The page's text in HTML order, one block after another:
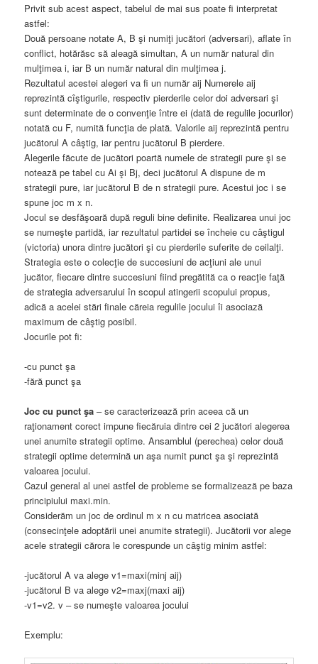
Privit sub acest aspect, tabelul de mai sus poate fi interpretat
astfel:
Două persoane notate A, B şi numiţi jucători (adversari), aflate în
conflict, hotărăsc să aleagă simultan, A un număr natural din
mulţimea i, iar B un număr natural din mulţimea j.
Rezultatul acestei alegeri va fi un număr aij Numerele aij
reprezintă cîştigurile, respectiv pierderile celor doi adversari şi
sunt determinate de o convenţie între ei (dată de regulile jocurilor)
notată cu F, numită funcţia de plată. Valorile aij reprezintă pentru
jucătorul A câştig, iar pentru jucătorul B pierdere.
Alegerile făcute de jucători poartă numele de strategii pure şi se
notează pe tabel cu Ai şi Bj, deci jucătorul A dispune de m
strategii pure, iar jucătorul B de n strategii pure. Acestui joc i se
spune joc m x n.
Jocul se desfăşoară după reguli bine definite. Realizarea unui joc
se numeşte partidă, iar rezultatul partidei se încheie cu câştigul
(victoria) unora dintre jucători şi cu pierderile suferite de ceilalţi.
Strategia este o colecţie de succesiuni de acţiuni ale unui
jucător, fiecare dintre succesiuni fiind pregătită ca o reacţie faţă
de strategia adversarului în scopul atingerii scopului propus,
adică a acelei stări finale căreia regulile jocului îi asociază
maximum de câştig posibil.
Jocurile pot fi:
-cu punct şa
-fără punct şa
Joc cu punct şa – se caracterizează prin aceea că un
raţionament corect impune fiecăruia dintre cei 2 jucători alegerea
unei anumite strategii optime. Ansamblul (perechea) celor două
strategii optime determină un aşa numit punct şa şi reprezintă
valoarea jocului.
Cazul general al unei astfel de probleme se formalizează pe baza
principiului maxi.min.
Considerăm un joc de ordinul m x n cu matricea asociată
(consecinţele adoptării unei anumite strategii). Jucătorii vor alege
acele strategii cărora le corespunde un câştig minim astfel:
-jucătorul A va alege v1=maxi(minj aij)
-jucătorul B va alege v2=maxj(maxi aij)
-v1=v2. v – se numeşte valoarea jocului
Exemplu: